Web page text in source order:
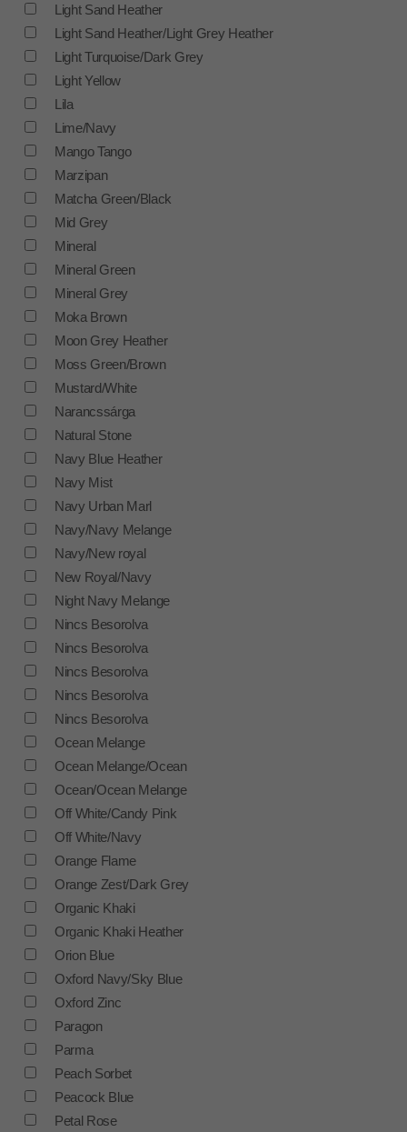
Light Sand Heather
Light Sand Heather/Light Grey Heather
Light Turquoise/Dark Grey
Light Yellow
Lila
Lime/Navy
Mango Tango
Marzipan
Matcha Green/Black
Mid Grey
Mineral
Mineral Green
Mineral Grey
Moka Brown
Moon Grey Heather
Moss Green/Brown
Mustard/White
Narancssárga
Natural Stone
Navy Blue Heather
Navy Mist
Navy Urban Marl
Navy/Navy Melange
Navy/New royal
New Royal/Navy
Night Navy Melange
Nincs Besorolva
Nincs Besorolva
Nincs Besorolva
Nincs Besorolva
Nincs Besorolva
Ocean Melange
Ocean Melange/Ocean
Ocean/Ocean Melange
Off White/Candy Pink
Off White/Navy
Orange Flame
Orange Zest/Dark Grey
Organic Khaki
Organic Khaki Heather
Orion Blue
Oxford Navy/Sky Blue
Oxford Zinc
Paragon
Parma
Peach Sorbet
Peacock Blue
Petal Rose